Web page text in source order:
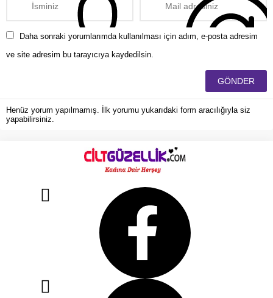
Daha sonraki yorumlarımda kullanılması için adım, e-posta adresim
ve site adresim bu tarayıcıya kaydedilsin.
Henüz yorum yapılmamış. İlk yorumu yukarıdaki form aracılığıyla siz
yapabilirsiniz.